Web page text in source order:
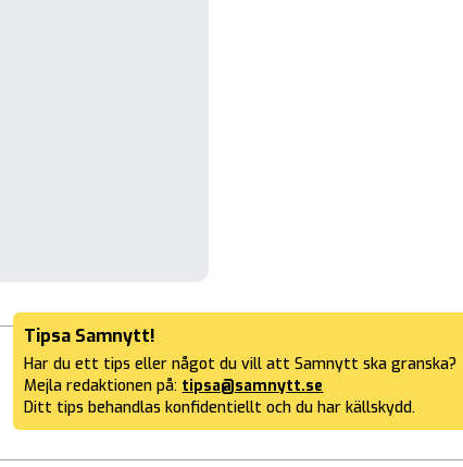
Tipsa Samnytt!
Har du ett tips eller något du vill att Samnytt ska granska?
Mejla redaktionen på: tipsa@samnytt.se
Ditt tips behandlas konfidentiellt och du har källskydd.